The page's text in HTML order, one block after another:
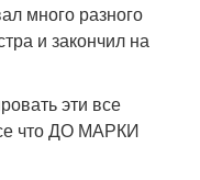
много разного
и закончил на
эти все
что ДО МАРКИ